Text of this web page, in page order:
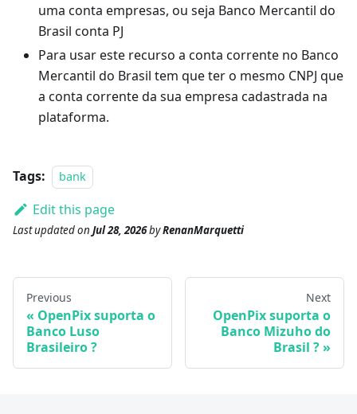
uma conta empresas, ou seja Banco Mercantil do
Brasil conta PJ
Para usar este recurso a conta corrente no Banco
Mercantil do Brasil tem que ter o mesmo CNPJ que
a conta corrente da sua empresa cadastrada na
plataforma.
Tags: bank
Edit this page
Last updatedon Jul 28, 2026byRenanMarquetti
Previous
OpenPix suporta o
Banco Luso
Brasileiro ?
Next
OpenPix suporta o
Banco Mizuho do
Brasil ?